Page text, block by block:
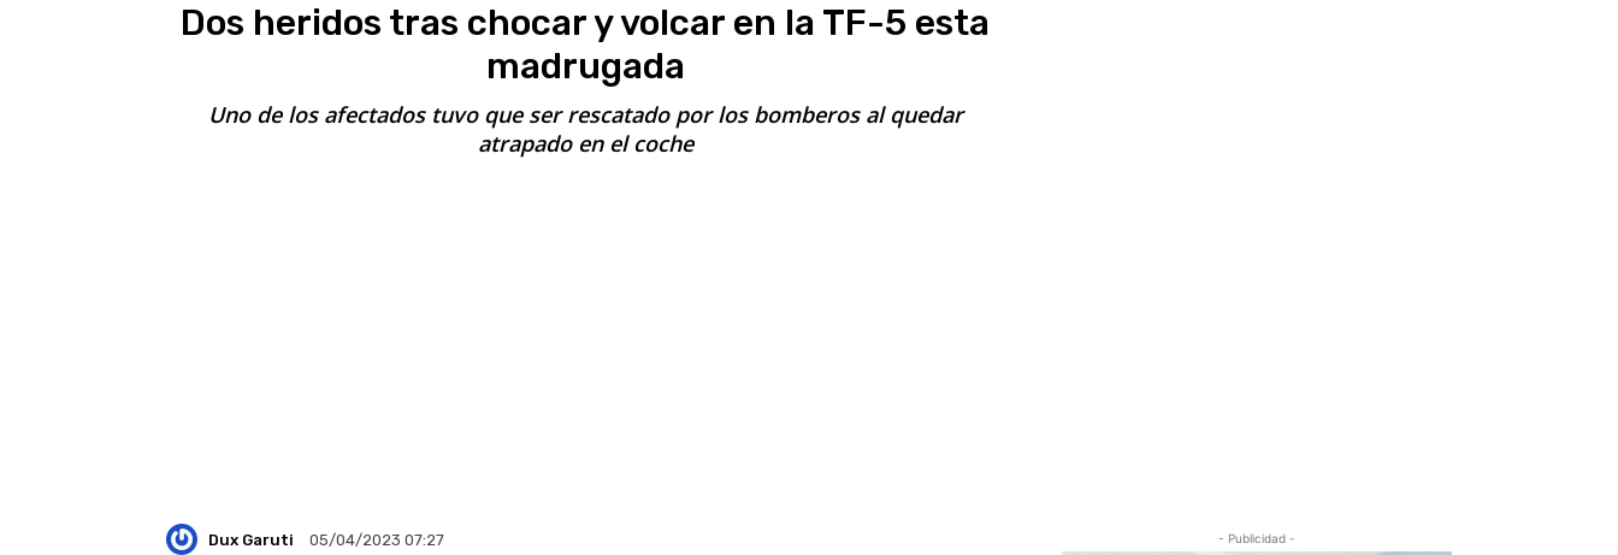
Dos heridos tras chocar y volcar en la TF-5 esta
madrugada
Uno de los afectados tuvo que ser rescatado por los bomberos al quedar
atrapado en el coche
Dux Garuti
05/04/2023 07:27
- Publicidad -